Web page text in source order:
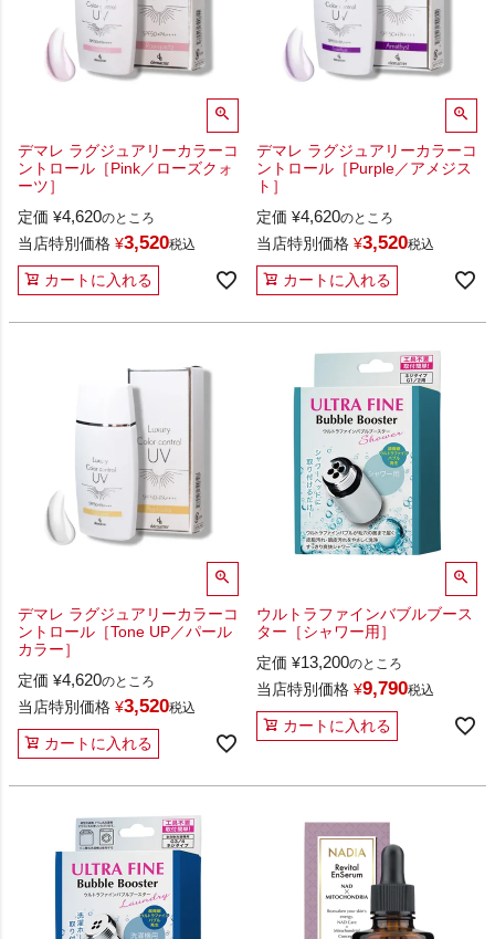
デマレ ラグジュアリーカラーコ
ントロール［Pink／ローズクォ
ーツ］
定価 ¥4,620のところ
当店特別価格 ¥3,520税込
カートに入れる
デマレ ラグジュアリーカラーコ
ントロール［Purple／アメジス
ト］
定価 ¥4,620のところ
当店特別価格 ¥3,520税込
カートに入れる
デマレ ラグジュアリーカラーコ
ントロール［Tone UP／パール
カラー］
定価 ¥4,620のところ
当店特別価格 ¥3,520税込
カートに入れる
ウルトラファインバブルブース
ター［シャワー用］
定価 ¥13,200のところ
当店特別価格 ¥9,790税込
カートに入れる